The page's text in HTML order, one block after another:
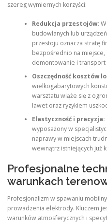
szereg wymiernych korzyści:
Redukcja przestojów:
budowlanych lub
przestoju oznacza stratę
bezpośrednio na miejsce,
demontowanie i transport
Oszczędność kosztów
wielkogabarytowych
warsztatu wiąże się z
lawet oraz ryzykiem
Elastyczność i precyzja:
wyposażony w
naprawy w miejscach
wewnątrz istniejących już
Profesjonalne
warunkach
Profesjonalizm w spawaniu
prowadzenia elektrody. Kluczem
warunków atmosferycznych i